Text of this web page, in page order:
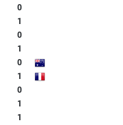
0
1
0
1
0
1
0
1
1